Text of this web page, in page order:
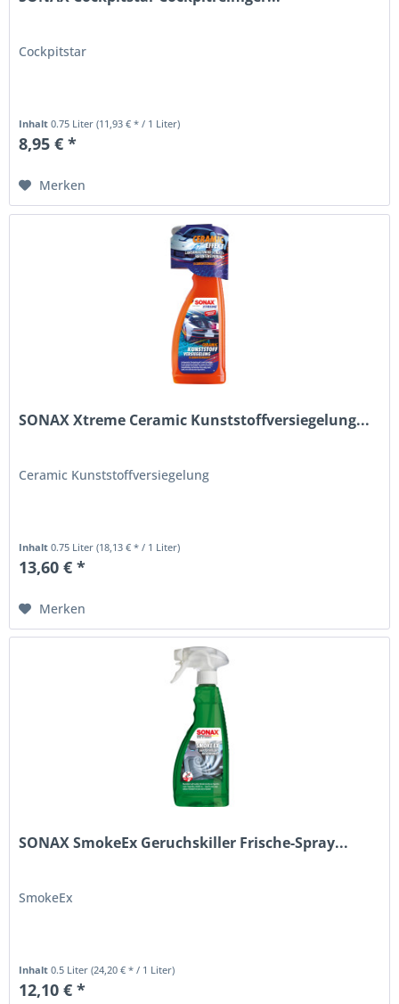
Cockpitstar
Inhalt0.75 Liter(11,93 € * / 1 Liter)
8,95 € *
Merken
SONAX Xtreme Ceramic Kunststoffversiegelung...
Ceramic Kunststoffversiegelung
Inhalt0.75 Liter(18,13 € * / 1 Liter)
13,60 € *
Merken
SONAX SmokeEx Geruchskiller Frische-Spray...
SmokeEx
Inhalt0.5 Liter(24,20 € * / 1 Liter)
12,10 € *